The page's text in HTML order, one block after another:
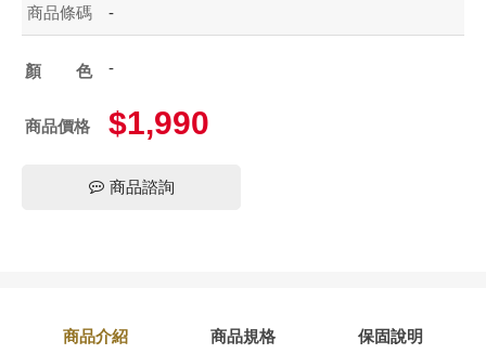
商品條碼 -
顏色
-
商品價格 $1,990
商品諮詢
商品介紹 商品規格 保固說明